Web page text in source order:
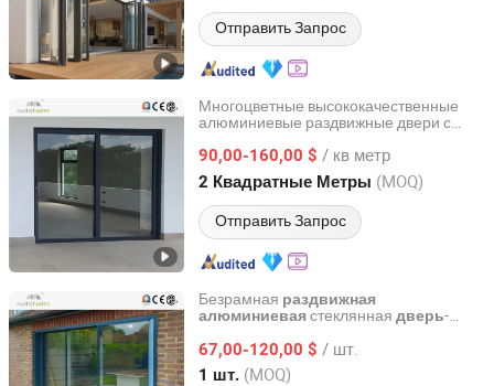
Отправить Запрос
Многоцветные высококачественные
алюминиевые раздвижные двери с
ветру, звукоизолированные
раздвижные двери
90,00-160,00 $ / кв метр
2 Квадратные Метры (MOQ)
Отправить Запрос
Foshan Multishades Group Co., Limited
Guangdong, China с 2025
Безрамная раздвижная
алюминиевая стеклянная дверь-
высокопроницаемая, настраиваемый
цвет, произведено в Китае
67,00-120,00 $ / шт.
1 шт. (MOQ)
Foshan Multishades Group Co., Limited
Guangdong, China с 2025